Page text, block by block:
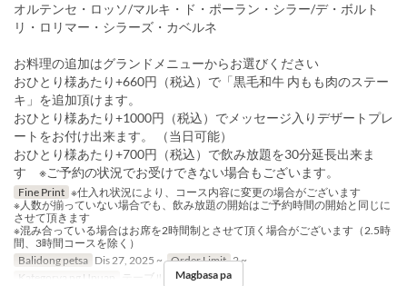
オルテンセ・ロッソ/マルキ・ド・ポーラン・シラー/デ・ボルト
リ・ロリマー・シラーズ・カベルネ
お料理の追加はグランドメニューからお選びください
おひとり様あたり+660円（税込）で「黒毛和牛 内もも肉のステー
キ」を追加頂けます。
おひとり様あたり+1000円（税込）でメッセージ入りデザートプレ
ートをお付け出来ます。 （当日可能）
おひとり様あたり+700円（税込）で飲み放題を30分延長出来ま
す ※ご予約の状況でお受けできない場合もございます。
Fine Print ※仕入れ状況により、コース内容に変更の場合がございます
※人数が揃っていない場合でも、飲み放題の開始はご予約時間の開始と同じに
させて頂きます
※混み合っている場合はお席を2時間制とさせて頂く場合がございます（2.5時
間、3時間コースを除く）
Balidong petsa Dis 27, 2025 ~ Order Limit 2 ~
Kategorya ng Upuan
テーブル, カウンター
Magbasa pa